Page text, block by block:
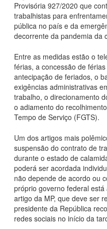
Provisória 927/2020 que
trabalhistas para
pública no país e da
decorrente da pandemia da
Entre as medidas estão o
férias, a concessão de
antecipação de feriados, o
exigências administrativas
trabalho, o direcionamento
o adiamento do
Tempo de Serviço (FGTS).
Um dos artigos mais
suspensão do contrato de
durante o estado de
poderá ser acordada
não depende de acordo ou
próprio governo federal
artigo da MP, que deve ser
presidente da República
redes sociais no início da